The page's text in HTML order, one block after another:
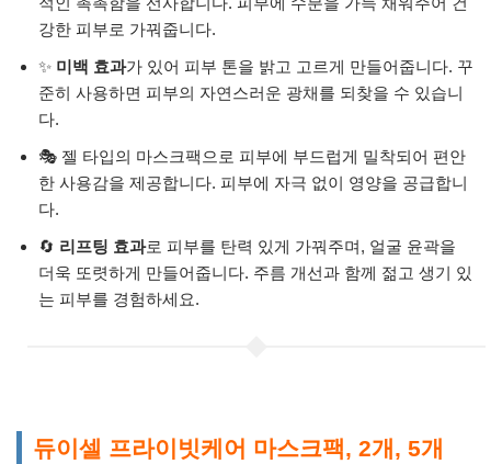
강한 피부로 가꿔줍니다.
✨ 미백 효과가 있어 피부 톤을 밝고 고르게 만들어줍니다. 꾸
준히 사용하면 피부의 자연스러운 광채를 되찾을 수 있습니
다.
🎭 젤 타입의 마스크팩으로 피부에 부드럽게 밀착되어 편안
한 사용감을 제공합니다. 피부에 자극 없이 영양을 공급합니
다.
🔄 리프팅 효과로 피부를 탄력 있게 가꿔주며, 얼굴 윤곽을
더욱 또렷하게 만들어줍니다. 주름 개선과 함께 젊고 생기 있
는 피부를 경험하세요.
듀이셀 프라이빗케어 마스크팩, 2개, 5개